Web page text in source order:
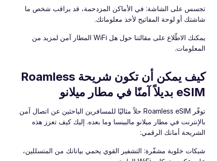
تجسس على الشاشة: في الأماكن المزدحمة، قد يراقب شخص ما
شاشتك أو لوحة المفاتيح لأخذ معلوماتك.
يمكنك الاطّلاع على مقالتنا حول هل WiFi المطار آمن لمزيد من
المعلومات.
كيف يمكن أن تكون شريحة Roamless
eSIM بديلاً آمنًا في مطار ميلانو
توفّر Roamless eSIM حلاً مثاليًا للمسافرين الباحثين عن اتصال آمن
بالإنترنت في مطار ميلانو مالبينسا وما بعده. إليك كيف تعزز هذه
الشريحة أمانك الرقمي:
شبكات خلوية مشفّرة: التشفير القوي يحمي بياناتك من المتسللين،